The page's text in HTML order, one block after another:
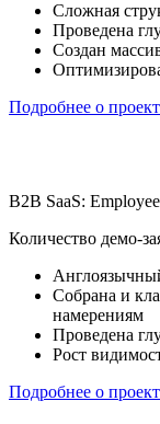
Сложная
Проведена
Создан
Подробнее о
B2B SaaS:
Количество демо-
Собрана и
намерениям
Проведена
Рост
Подробнее о